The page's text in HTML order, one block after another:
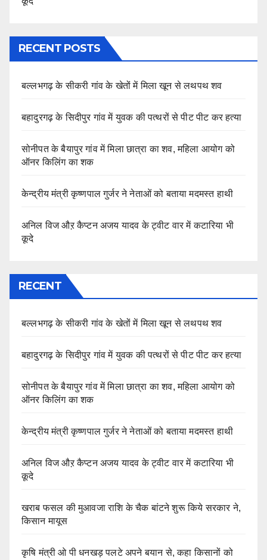
RECENT POSTS
बल्लभगढ़ के सीकरी गांव के खेतों में मिला खून से लथपथ शव
बहादुरगढ़ के सिदीपुर गांव में युवक की पत्थरों से पीट पीट कर हत्या
सोनीपत के बैयापुर गांव में मिला छात्रा का शव, महिला आयोग को
ऑनर किलिंग का शक
केन्द्रीय मंत्री कृष्णपाल गुर्जर ने नेताओं को बताया मदमस्त हाथी
अनिल विज औऱ कैप्टन अजय यादव के ट्वीट वार में कटारिया भी
कूदे
RECENT
बल्लभगढ़ के सीकरी गांव के खेतों में मिला खून से लथपथ शव
बहादुरगढ़ के सिदीपुर गांव में युवक की पत्थरों से पीट पीट कर हत्या
सोनीपत के बैयापुर गांव में मिला छात्रा का शव, महिला आयोग को
ऑनर किलिंग का शक
केन्द्रीय मंत्री कृष्णपाल गुर्जर ने नेताओं को बताया मदमस्त हाथी
अनिल विज औऱ कैप्टन अजय यादव के ट्वीट वार में कटारिया भी
कूदे
खराब फसल की मुआवजा राशि के चैक बांटने शुरू किये सरकार ने,
किसान मायूस
कृषि मंत्री ओ पी धनखड़ पलटे अपने बयान से, कहा किसानों को